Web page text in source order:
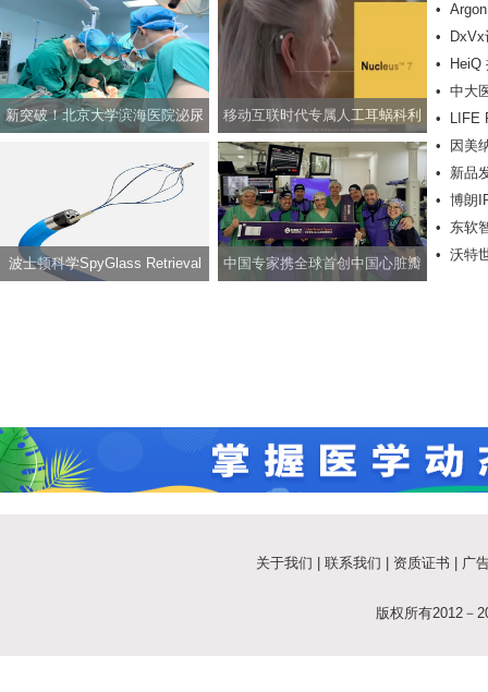
新突破！北京大学滨海医院泌尿
形手术
移动互联时代专属人工耳蜗科利
耳Nucleus? 7声音处理器
波士顿科学SpyGlass Retrieval 中国专家携全球首创中国心脏瓣
•
同轴导
•
临床试
•
HeiQ
• 中大
物移植
•
LIFE
•
因美
景变异
• 新品
艳上市
• 博朗
趋势
• 东软
• 沃特
关于我们 联系我们 资质证书 广
版权所有2012－